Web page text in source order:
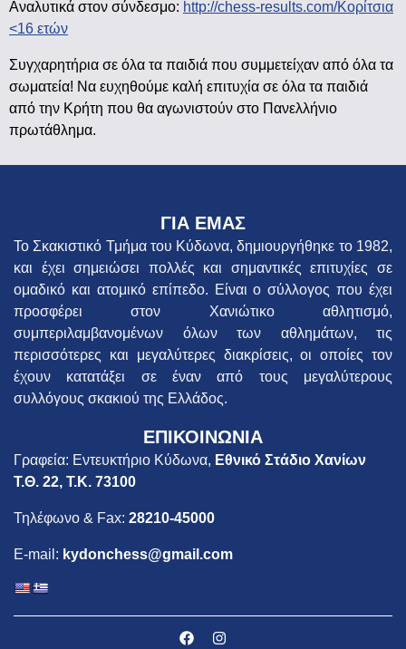
Αναλυτικά στον σύνδεσμο: http://chess-results.com/Κορίτσια
<16 ετών
Συγχαρητήρια σε όλα τα παιδιά που συμμετείχαν από όλα τα
σωματεία! Να ευχηθούμε καλή επιτυχία σε όλα τα παιδιά
από την Κρήτη που θα αγωνιστούν στο Πανελλήνιο
πρωτάθλημα.
ΓΙΑ ΕΜΑΣ
Το Σκακιστικό Τμήμα του Κύδωνα, δημιουργήθηκε το 1982,
και έχει σημειώσει πολλές και σημαντικές επιτυχίες σε
ομαδικό και ατομικό επίπεδο. Είναι ο σύλλογος που έχει
προσφέρει στον Χανιώτικο αθλητισμό,
συμπεριλαμβανομένων όλων των αθλημάτων, τις
περισσότερες και μεγαλύτερες διακρίσεις, οι οποίες τον
έχουν κατατάξει σε έναν από τους μεγαλύτερους
συλλόγους σκακιού της Ελλάδος.
ΕΠΙΚΟΙΝΩΝΙΑ
Γραφεία: Εντευκτήριο Κύδωνα, Εθνικό Στάδιο Χανίων
Τ.Θ. 22, Τ.Κ. 73100
Τηλέφωνο & Fax: 28210-45000
E-mail: kydonchess@gmail.com